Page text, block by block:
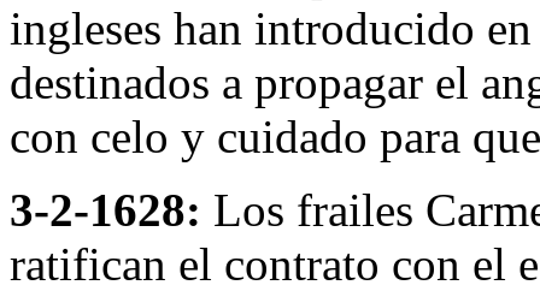
ingleses han introducido
destinados a propagar el
con celo y cuidado para
3-2-1628: Los frailes
ratifican el contrato con el